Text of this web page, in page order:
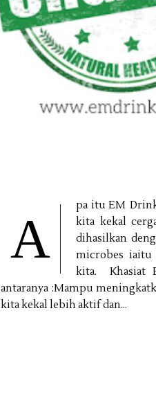
A
pa itu EM
kita kekal
dihasilkan
microbes iaitu
kita. Khasiat
antaranya :Mampu
kita kekal lebih aktif dan...